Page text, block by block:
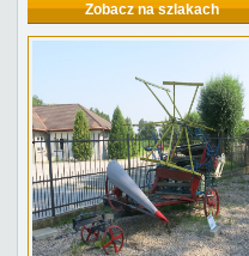
Zobacz na szlakach